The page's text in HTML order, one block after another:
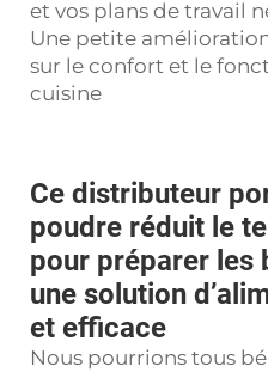
et vos plans de travail
Une petite
sur le confort et le
cuisine
Ce distributeur
poudre réduit le
pour préparer les
une solution
et efficace
Nous pourrions tous